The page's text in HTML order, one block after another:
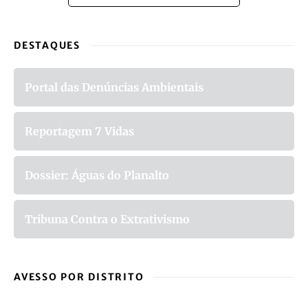
DESTAQUES
Portal das Denúncias Ambientais
Reportagem 7 Vidas
Dossier: Águas do Planalto
Tribuna Contra o Extrativismo
AVESSO POR DISTRITO